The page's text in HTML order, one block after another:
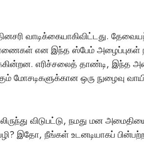
வாடிக்கையாகிவிட்டது.
என இந்த ஸ்பேம் அழைப்புகள்
எரிச்சலைத் தாண்டி, இந்த
மோசடிகளுக்கான ஒரு நுழைவு
விடுபட்டு, நமது மன
இதோ, நீங்கள் உடனடியாகப்